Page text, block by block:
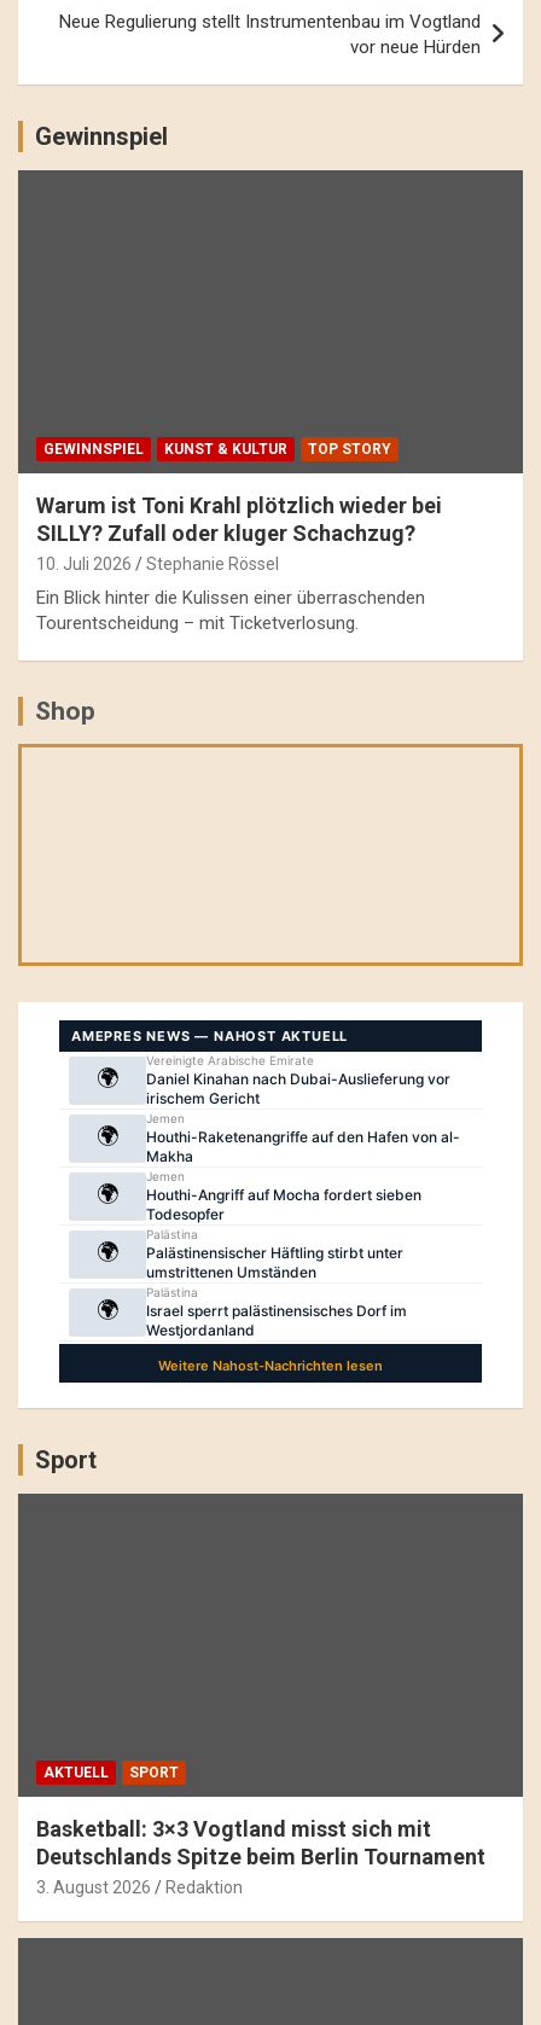
Neue Regulierung stellt Instrumentenbau im Vogtland
vor neue Hürden
Gewinnspiel
GEWINNSPIEL KUNST & KULTUR TOP STORY
Warum ist Toni Krahl plötzlich wieder bei
SILLY? Zufall oder kluger Schachzug?
10. Juli 2026 Stephanie Rössel
Ein Blick hinter die Kulissen einer überraschenden
Tourentscheidung – mit Ticketverlosung.
Shop
Sport
AKTUELL SPORT
Basketball: 3×3 Vogtland misst sich mit
Deutschlands Spitze beim Berlin Tournament
3. August 2026 Redaktion